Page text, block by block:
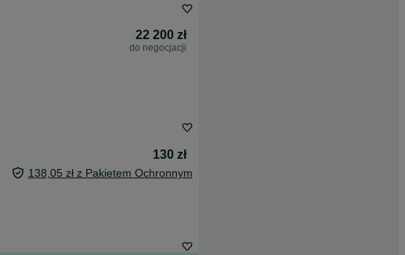
22 200 zł
do negocjacji
130 zł
138,05 zł z Pakietem Ochronnym